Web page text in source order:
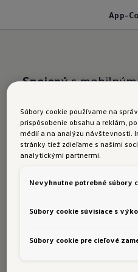
App-
Spojenýs
ID.3:
Connect
Streamujte hudbu,
funkcie navigácie: S
môžete
Súbory cookie používame na
prispôsobenie obsahu a reklám,
médií a na analýzu návštevnosti.
stránky tiež zdieľame s našimi
analytickými partnermi.
Nevyhnutne potrebné súbory
Súbory cookie súvisiace s
Súbory cookie pre cieľové